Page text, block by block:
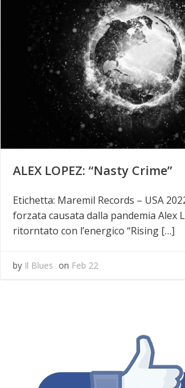
ALEX LOPEZ: “Nasty Crime”
Etichetta: Maremil Records – USA
forzata causata dalla pandemia Alex
ritorntato con l’energico “Rising […]
by Il Blues on Feb 22